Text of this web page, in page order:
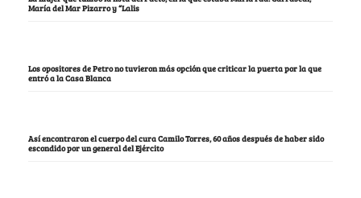
María del Mar Pizarro y “Lalis
Los opositores de Petro no tuvieron más opción que criticar la puerta por la que
entró a la Casa Blanca
Así encontraron el cuerpo del cura Camilo Torres, 60 años después de haber sido
escondido por un general del Ejército